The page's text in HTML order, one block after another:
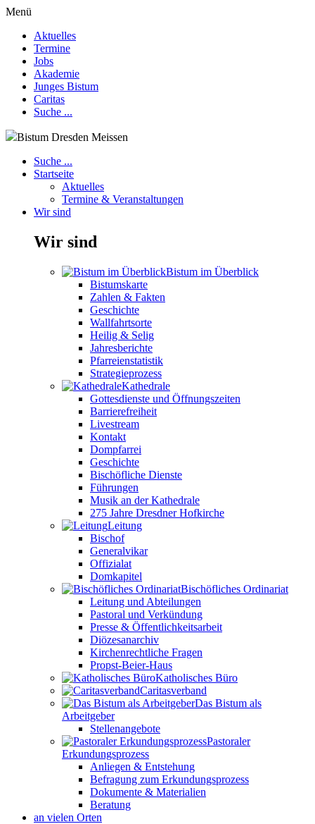
Menü
Aktuelles
Termine
Jobs
Akademie
Junges Bistum
Caritas
Suche ...
Bistum Dresden Meissen
Suche ...
Startseite
Aktuelles
Termine & Veranstaltungen
Wir sind
Wir sind
Bistum im Überblick
Bistumskarte
Zahlen & Fakten
Geschichte
Wallfahrtsorte
Heilig & Selig
Jahresberichte
Pfarreienstatistik
Strategieprozess
Kathedrale
Gottesdienste und Öffnungszeiten
Barrierefreiheit
Livestream
Kontakt
Dompfarrei
Geschichte
Bischöfliche Dienste
Führungen
Musik an der Kathedrale
275 Jahre Dresdner Hofkirche
Leitung
Bischof
Generalvikar
Offizialat
Domkapitel
Bischöfliches Ordinariat
Leitung und Abteilungen
Pastoral und Verkündung
Presse & Öffentlichkeitsarbeit
Diözesanarchiv
Kirchenrechtliche Fragen
Propst-Beier-Haus
Katholisches Büro
Caritasverband
Das Bistum als
Arbeitgeber
Stellenangebote
Pastoraler
Erkundungsprozess
Anliegen & Entstehung
Befragung zum Erkundungsprozess
Dokumente & Materialien
Beratung
an vielen Orten